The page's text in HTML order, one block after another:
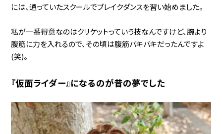
には、通っていたスクールでブレイクダンスを習い始めました。
私が一番得意なのはクリケットっていう技なんですけど、腕より
腹筋に力を入れるので、その頃は腹筋バキバキだったんですよ
(笑)。
『仮面ライダー』になるのが昔の夢でした